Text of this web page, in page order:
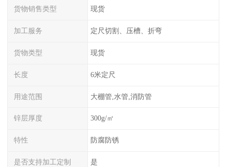
货物销售类型 现货
加工服务 定尺切割、压槽、折弯
货物类型 现货
长度 6米定尺
用途范围 大棚管,水管,消防管
锌层厚度 300g/㎡
特性 防腐防锈
是否支持加工定制 是